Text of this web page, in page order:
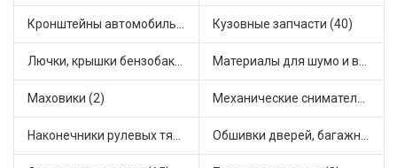
Кронштейны автомобильные (4) Кузовные запчасти (40)
Лючки, крышки бензобака (6) Материалы для шумо и виброизоляции (1)
Маховики (2) Механические сниматели (1)
Наконечники рулевых тяг (30) Обшивки дверей, багажника, потолков, накладки салона (20)